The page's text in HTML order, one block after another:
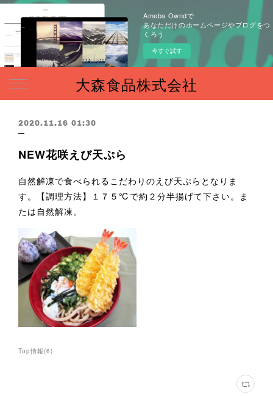
Ameba Owndで
あなただけのホームページやブログをつ
くろう
今すぐ試す
大森食品株式会社
2020.11.16 01:30
NEW花咲えび天ぷら
自然解凍で食べられるこだわりのえび天ぷらとなりま
す。【調理方法】１７５℃で約２分半揚げて下さい。ま
たは自然解凍。
Top情報(6)